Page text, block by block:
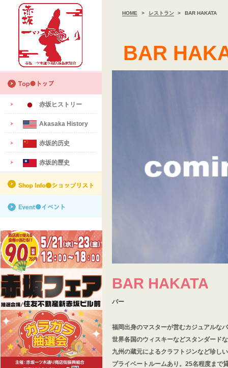
HOME > レストラン > BAR HAKATA
BAR
BAR HAKATA
バー
福岡出身のマスターが営むカジュアルな
世界各国のウィスキーなどスタンダード
九州の蔵元によるクラフトジンなど珍し
プライベートルームあり。25名程度まで
赤坂ヒストリー
Akasaka History
赤坂的历史
赤坂的歷史